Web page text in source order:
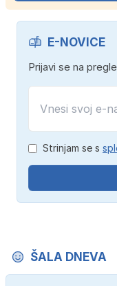
E-NOVICE
Prijavi se na
Strinjam se s
ŠALA DNEVA